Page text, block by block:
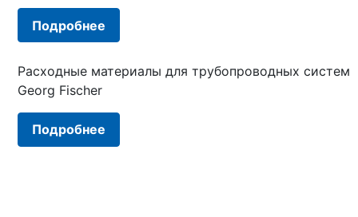
Подробнее
Расходные материалы для трубопроводных систем
Georg Fischer
Подробнее